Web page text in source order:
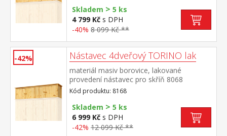
Skladem > 5 ks
4 799 Kč s DPH
-40% 8 099 Kč **
-42% Nástavec 4dveřový TORINO lak
materiál masiv borovice, lakované
provedení nástavec pro skříň 8068
Kód produktu: 8168
Skladem > 5 ks
6 999 Kč s DPH
-42% 12 099 Kč **